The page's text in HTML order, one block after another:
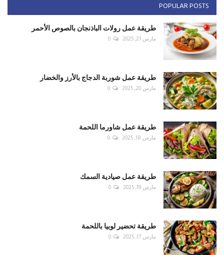
POPULAR POSTS
طريقة عمل رولات الباذنجان بالصوص الأحمر
مارس 21, 2025 0
طريقة عمل شوربة الدجاج بالأرز والخضار
مارس 20, 2025 0
طريقة عمل شاورما اللحمة
مارس 18, 2025 0
طريقة عمل صيادية السمك
مارس 19, 2025 0
طريقة تحضير لوبيا باللحمة
مارس 17, 2025 0